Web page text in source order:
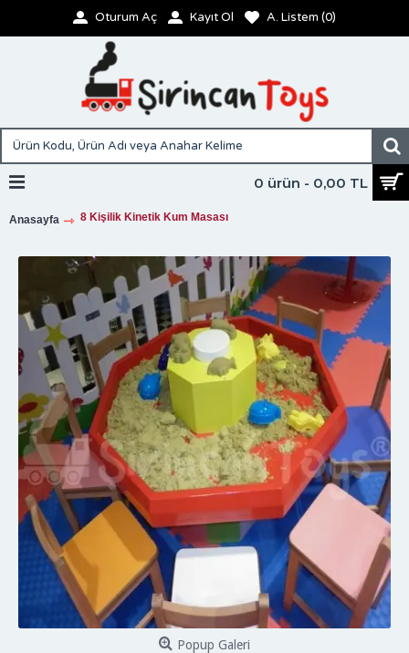
Oturum Aç Kayıt Ol A. Listem (0)
0 ürün - 0,00 TL
Anasayfa 8 Kişilik Kinetik Kum Masası
Popup Galeri